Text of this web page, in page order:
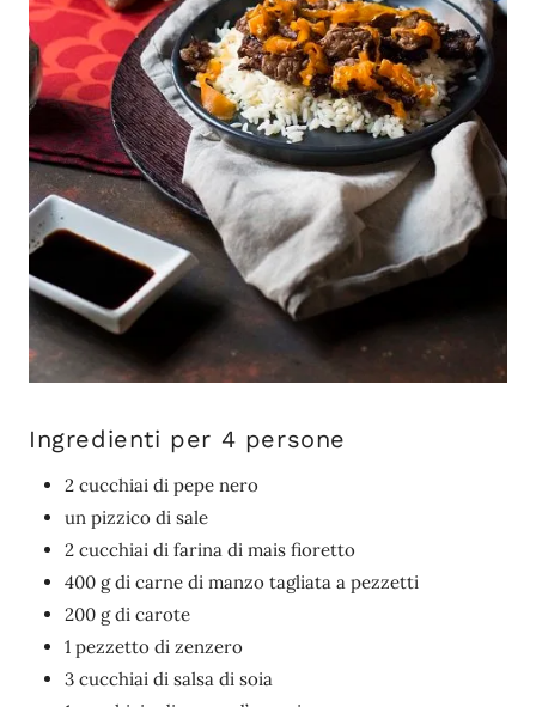
Ingredienti per 4 persone
2 cucchiai di pepe nero
un pizzico di sale
2 cucchiai di farina di mais fioretto
400 g di carne di manzo tagliata a pezzetti
200 g di carote
1 pezzetto di zenzero
3 cucchiai di salsa di soia